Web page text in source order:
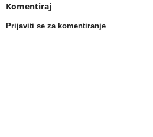
Komentiraj
Prijaviti se za komentiranje